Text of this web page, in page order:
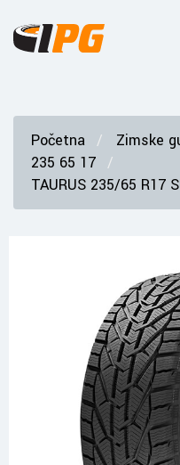
Početna
Zimske
235 65 17
TAURUS 235/65 R17